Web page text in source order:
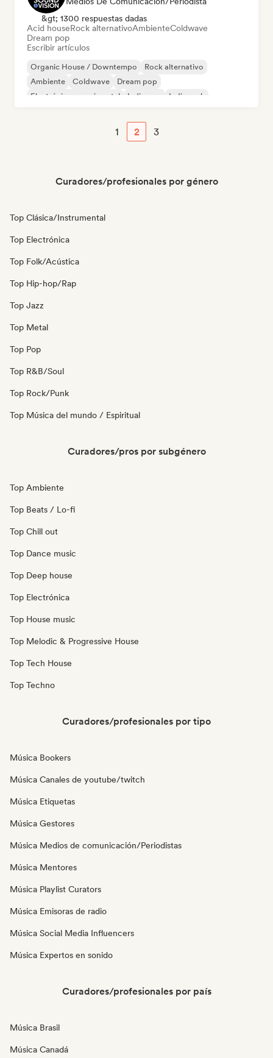
&gt; 1300 respuestas dadas
Acid houseRock alternativoAmbienteColdwave
Dream pop
Escribir artículos
Organic House / Downtempo
Rock alternativo
Ambiente
Coldwave
Dream pop
Electrónica experimental
Indie pop Indie rock
1 2 3
Curadores/profesionales por género
Top Clásica/Instrumental
Top Electrónica
Top Folk/Acústica
Top Hip-hop/Rap
Top Jazz
Top Metal
Top Pop
Top R&B/Soul
Top Rock/Punk
Top Música del mundo / Espiritual
Curadores/pros por subgénero
Top Ambiente
Top Beats / Lo-fi
Top Chill out
Top Dance music
Top Deep house
Top Electrónica
Top House music
Top Melodic & Progressive House
Top Tech House
Top Techno
Curadores/profesionales por tipo
Música Bookers
Música Canales de youtube/twitch
Música Etiquetas
Música Gestores
Música Medios de comunicación/Periodistas
Música Mentores
Música Playlist Curators
Música Emisoras de radio
Música Social Media Influencers
Música Expertos en sonido
Curadores/profesionales por país
Música Brasil
Música Canadá